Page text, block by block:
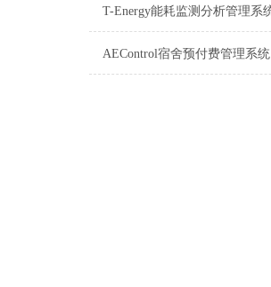
AEControl宿舍预付费管理系统